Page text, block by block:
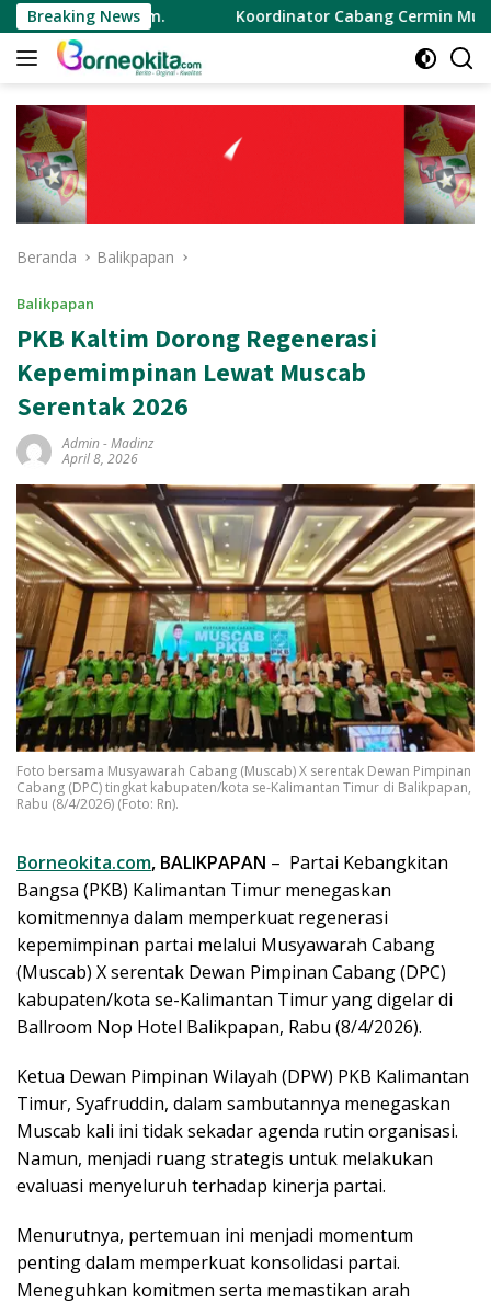
Langsung
ke
konten
Breaking NewsKoordinator Cabang Cermin Muda Indonesia
Beranda Balikpapan
Balikpapan
PKB Kaltim Dorong Regenerasi
Kepemimpinan Lewat Muscab
Serentak 2026
Admin-Madinz
April 8, 2026
Foto bersama Musyawarah Cabang (Muscab) X serentak Dewan Pimpinan
Cabang (DPC) tingkat kabupaten/kota se-Kalimantan Timur di Balikpapan,
Rabu (8/4/2026) (Foto: Rn).
Borneokita.com, BALIKPAPAN – Partai Kebangkitan
Bangsa (PKB) Kalimantan Timur menegaskan
komitmennya dalam memperkuat regenerasi
kepemimpinan partai melalui Musyawarah Cabang
(Muscab) X serentak Dewan Pimpinan Cabang (DPC)
kabupaten/kota se-Kalimantan Timur yang digelar di
Ballroom Nop Hotel Balikpapan, Rabu (8/4/2026).
Ketua Dewan Pimpinan Wilayah (DPW) PKB Kalimantan
Timur, Syafruddin, dalam sambutannya menegaskan
Muscab kali ini tidak sekadar agenda rutin organisasi.
Namun, menjadi ruang strategis untuk melakukan
evaluasi menyeluruh terhadap kinerja partai.
Menurutnya, pertemuan ini menjadi momentum
penting dalam memperkuat konsolidasi partai.
Meneguhkan komitmen serta memastikan arah